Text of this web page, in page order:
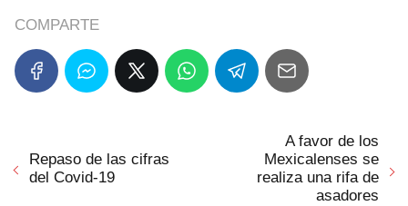
COMPARTE
Repaso de las cifras
del Covid-19
A favor de los
Mexicalenses se
realiza una rifa de
asadores